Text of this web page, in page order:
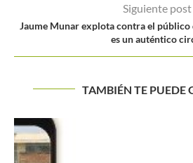
Siguiente post
Jaume Munar explota contra el público
es un auténtico
TAMBIÉN TE PUEDE